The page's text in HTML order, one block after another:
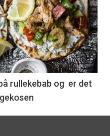
rullekebab og er det